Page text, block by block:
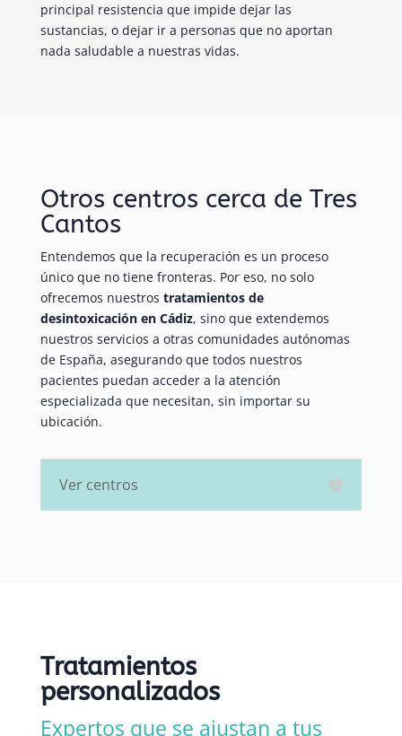
principal resistencia que impide dejar las
sustancias, o dejar ir a personas que no aportan
nada saludable a nuestras vidas.
Otros centros cerca de Tres
Cantos
Entendemos que la recuperación es un proceso
único que no tiene fronteras. Por eso, no solo
ofrecemos nuestros tratamientos de
desintoxicación en Cádiz, sino que extendemos
nuestros servicios a otras comunidades autónomas
de España, asegurando que todos nuestros
pacientes puedan acceder a la atención
especializada que necesitan, sin importar su
ubicación.
Ver centros
Tratamientos
personalizados
Expertos que se ajustan a tus